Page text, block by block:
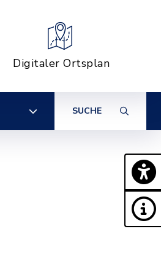
Digitaler Ortsplan
SUCHE